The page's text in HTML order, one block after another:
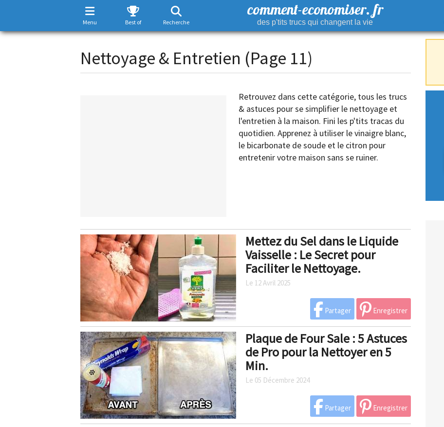
Menu Best of Recherche
comment-economiser. fr
des p'tits trucs qui changent la vie
Nettoyage & Entretien (Page 11)
Retrouvez dans cette catégorie, tous les trucs
& astuces pour se simplifier le nettoyage et
l'entretien à la maison. Fini les p'tits tracas du
quotidien. Apprenez à utiliser le vinaigre blanc,
le bicarbonate de soude et le citron pour
entretenir votre maison sans se ruiner.
Mettez du Sel dans le Liquide
Vaisselle : Le Secret pour
Faciliter le Nettoyage.
Le 12 Avril 2025
Partager Enregistrer
Plaque de Four Sale : 5 Astuces
de Pro pour la Nettoyer en 5
Min.
Le 05 Décembre 2024
Partager Enregistrer